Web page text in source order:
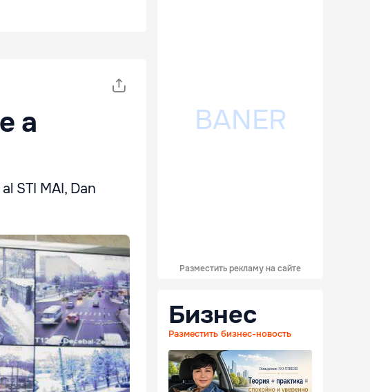
a
STI MAI, Dan
Разместить рекламу на сайте
Бизнес
Разместить бизнес-новость